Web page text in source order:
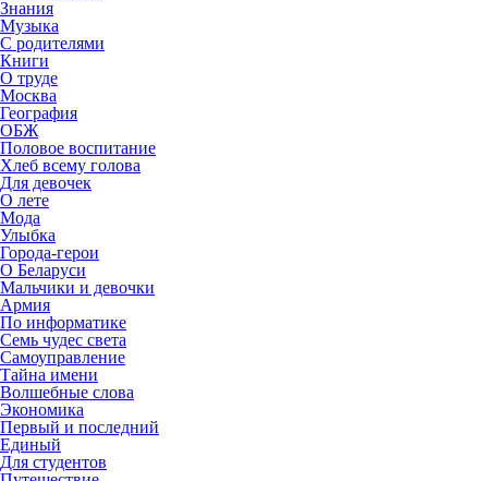
Знания
Музыка
С родителями
Книги
О труде
Москва
География
ОБЖ
Половое воспитание
Хлеб всему голова
Для девочек
О лете
Мода
Улыбка
Города-герои
О Беларуси
Мальчики и девочки
Армия
По информатике
Семь чудес света
Самоуправление
Тайна имени
Волшебные слова
Экономика
Первый и последний
Единый
Для студентов